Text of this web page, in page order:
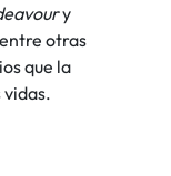
y
otras
que la